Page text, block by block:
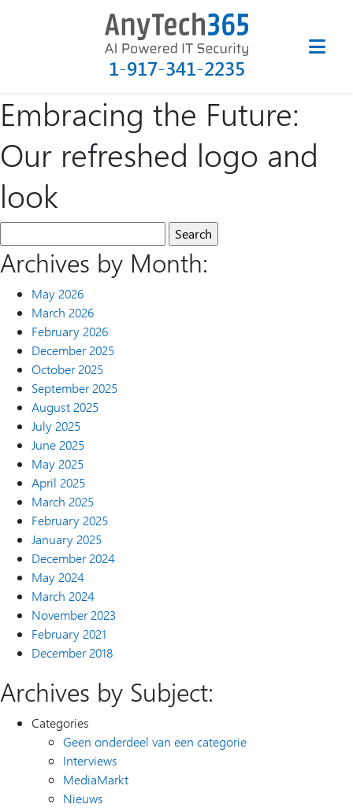
1-917-341-2235
Embracing the Future:
Our refreshed logo and
look
Archives by Month:
May 2026
March 2026
February 2026
December 2025
October 2025
September 2025
August 2025
July 2025
June 2025
May 2025
April 2025
March 2025
February 2025
January 2025
December 2024
May 2024
March 2024
November 2023
February 2021
December 2018
Archives by Subject:
Categories
Geen onderdeel van een categorie
Interviews
MediaMarkt
Nieuws